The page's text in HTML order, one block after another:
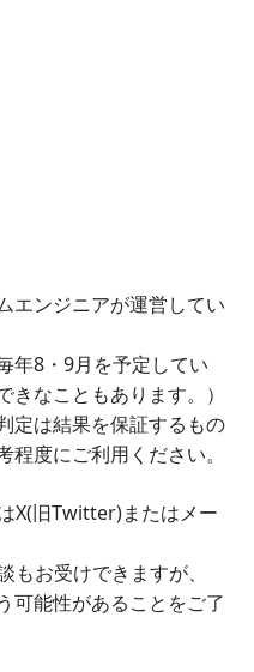
エンジニアが運営してい
年8・9月を予定してい
きなこともあります。）
定は結果を保証するもの
度にご利用ください。
X(旧Twitter)またはメー
お受けできますが、
可能性があることをご了